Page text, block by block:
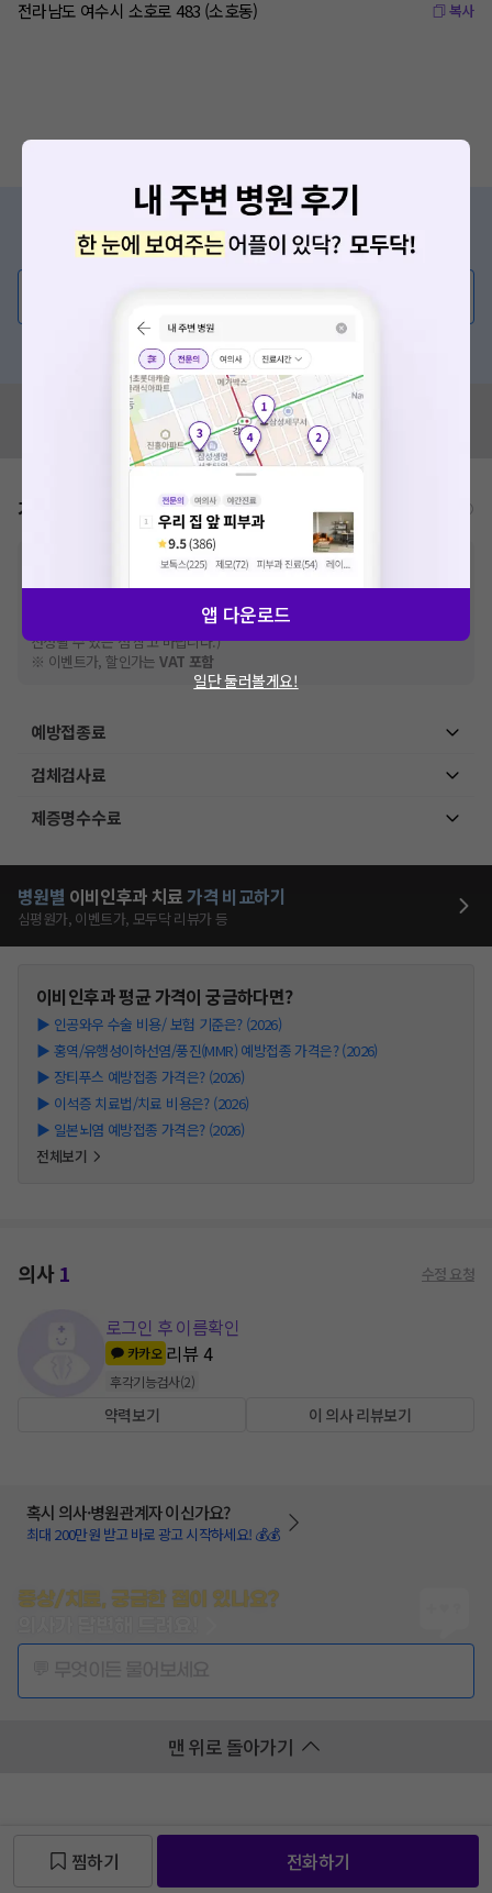
전라남도 여수시 소호로 483 (소호동) 복사
증상/치료, 궁금한 점이 있나요?
의사가 직접 답해드려요!
혹은, 의료상담 서비스에 다양한 게시글 보러가기
혹시 잘못된 병원정보가 있나요?
모두닥 팀에 알려주세요!
가격표 비급여/급여 진료란?
추가비용 등으로 실제 가격과 상이할 수 있으니, 정확
건강보험심사평가원
격입니다. (진료와 연관된 복합적인 비용이 추가되어, 병원마다 금액이 다르게
산정될 수 있는 점 참고 바랍니다.)
※ 이벤트가, 할인가는VAT 포함
예방접종료
검체검사료
제증명수수료
병원별 이비인후과 치료가격 비교하기
심평원가, 이벤트가, 모두닥 리뷰가 등
이비인후과평균 가격이 궁금하다면?
▶ 인공와우 수술 비용/ 보험 기준은? (2026)
▶ 홍역/유행성이하선염/풍진(MMR) 예방접종 가격은? (2026)
▶ 장티푸스 예방접종 가격은? (2026)
▶ 이석증 치료법/치료 비용은? (2026)
▶ 일본뇌염 예방접종 가격은? (2026)
전체보기
의사1 수정 요청
로그인 후 이름확인
카카오 리뷰4
후각기능검사(2)
약력보기 이 의사 리뷰보기
혹시 의사·병원관계자 이신가요?
최대 200만원 받고 바로 광고 시작하세요! 💰💰
증상/치료, 궁금한 점이 있나요?
맨 위로 돌아가기
찜하기 전화하기
앱 다운로드
일단 둘러볼게요!